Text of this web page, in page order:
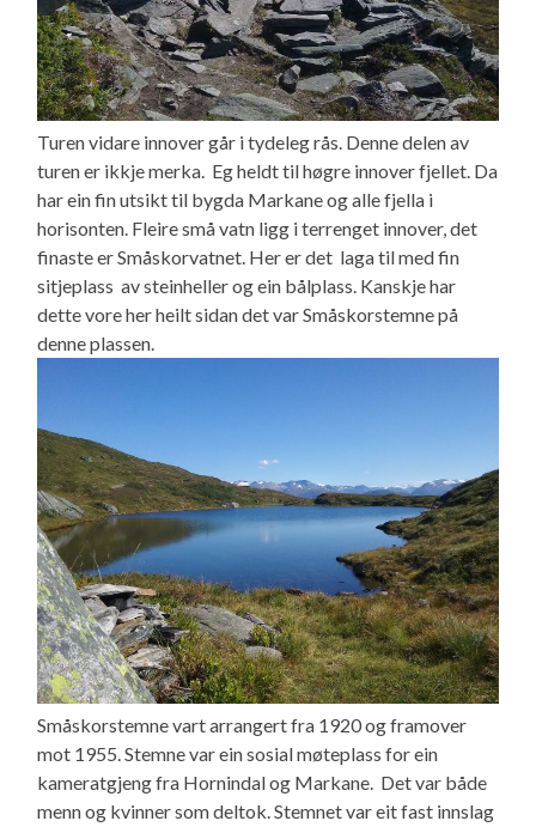
Turen vidare innover går i tydeleg rås. Denne delen av
turen er ikkje merka. Eg heldt til høgre innover fjellet. Da
har ein fin utsikt til bygda Markane og alle fjella i
horisonten. Fleire små vatn ligg i terrenget innover, det
finaste er Småskorvatnet. Her er det laga til med fin
sitjeplass av steinheller og ein bålplass. Kanskje har
dette vore her heilt sidan det var Småskorstemne på
denne plassen.
Småskorstemne vart arrangert fra 1920 og framover
mot 1955. Stemne var ein sosial møteplass for ein
kameratgjeng fra Hornindal og Markane. Det var både
menn og kvinner som deltok. Stemnet var eit fast innslag